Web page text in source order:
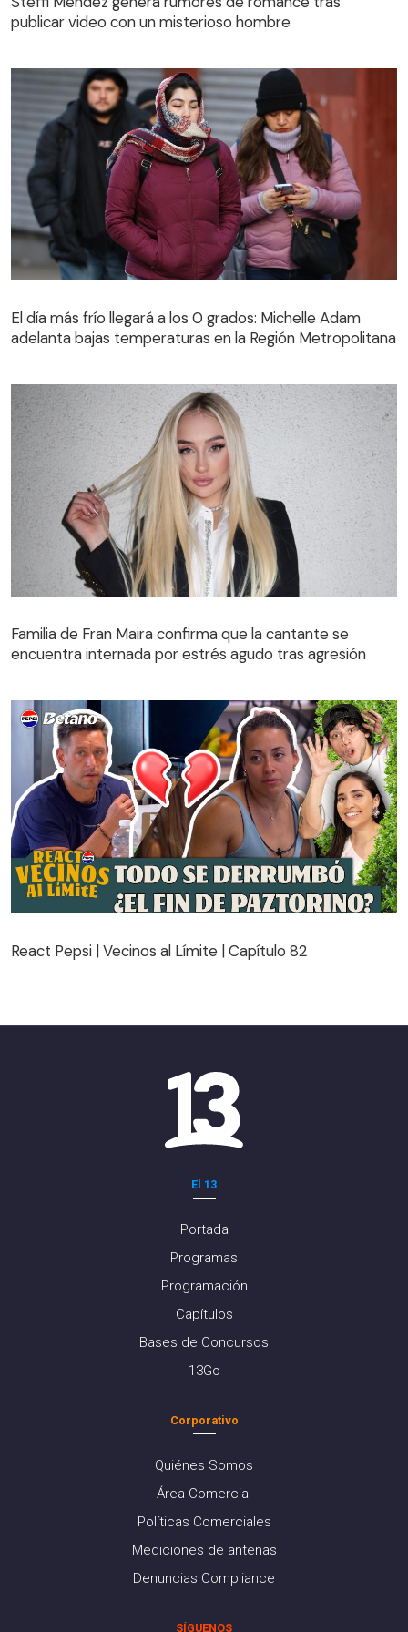
publicar video con un misterioso hombre
adelanta bajas temperaturas en la Región Metropolitana
El día más frío llegará a los 0 grados: Michelle Adam
adelanta bajas temperaturas en la Región Metropolitana
Familia de Fran Maira confirma que la cantante se
encuentra internada por estrés agudo tras agresión
React Pepsi | Vecinos al Límite | Capítulo 82
El 13
Portada
Programas
Programación
Capítulos
Bases de Concursos
13Go
Corporativo
Quiénes Somos
Área Comercial
Políticas Comerciales
Mediciones de antenas
Denuncias Compliance
SÍGUENOS